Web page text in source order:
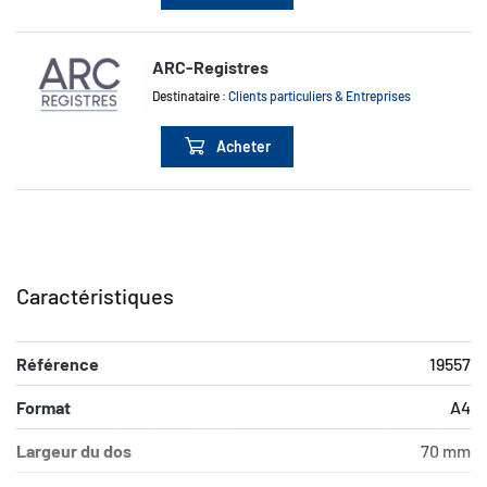
ARC-Registres
Destinataire :Clients particuliers & Entreprises
Acheter
Caractéristiques
Référence 19557
Format A4
Largeur du dos 70 mm